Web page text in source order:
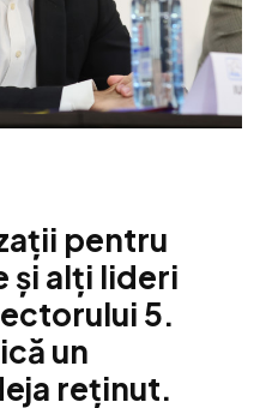
pentru
și alți lideri
5.
un
reținut.